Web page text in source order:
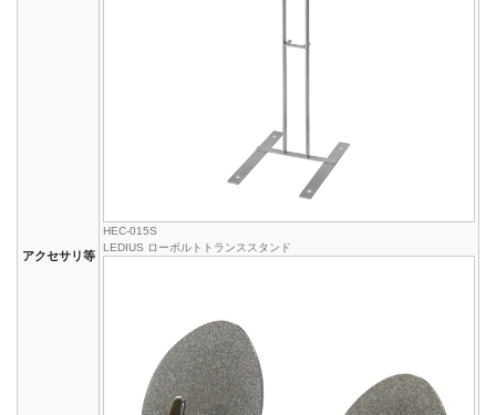
アクセサリ等
HEC-015S
LEDIUS ローボルトトランススタンド